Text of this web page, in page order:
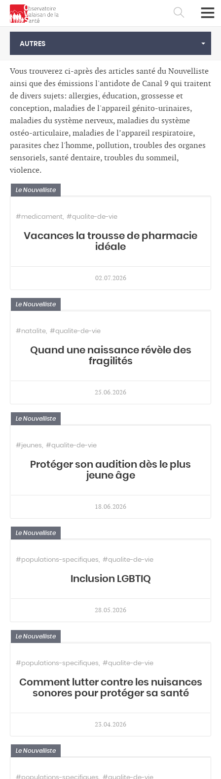
AUTRES
Vous trouverez ci-après des articles santé du Nouvelliste
ainsi que des émissions l'antidote de Canal 9 qui traitent
de divers sujets: allergies, éducation, grossesse et
conception, maladies de l'appareil génito-urinaires,
maladies du système nerveux, maladies du système
ostéo-articulaire, maladies de l’appareil respiratoire,
parasites chez l'homme, pollution, troubles des organes
sensoriels, santé dentaire, troubles du sommeil,
violence.
Le Nouvelliste
#medicament #qualite-de-vie
Vacances la trousse de pharmacie
idéale
02.07.2026
Le Nouvelliste
#natalite #qualite-de-vie
Quand une naissance révèle des
fragilités
25.06.2026
Le Nouvelliste
#jeunes #qualite-de-vie
Protéger son audition dès le plus
jeune âge
18.06.2026
Le Nouvelliste
#populations-specifiques #qualite-de-vie
Inclusion LGBTIQ
28.05.2026
Le Nouvelliste
#populations-specifiques #qualite-de-vie
Comment lutter contre les nuisances
sonores pour protéger sa santé
23.04.2026
Le Nouvelliste
#populations-specifiques #qualite-de-vie